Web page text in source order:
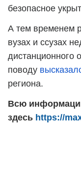
безопасное
А тем временем
вузах и ссузах
дистанционного
поводу
региона.
Всю
здесь https://